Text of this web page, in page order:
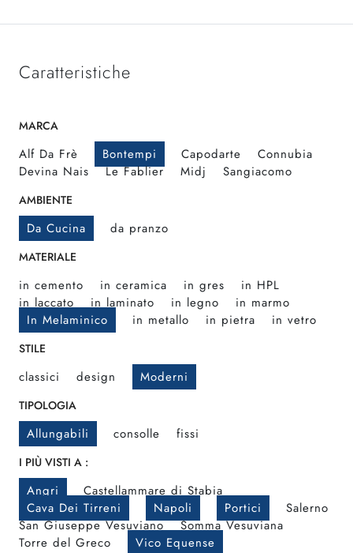
Caratteristiche
MARCA
Alf Da Frè Bontempi Capodarte
Connubia
Devina Nais
Le Fablier Midj Sangiacomo
AMBIENTE
Da Cucina da pranzo
MATERIALE
in cemento in ceramica in gres
in HPL
in laccato
in laminato in legno
in marmo
In Melaminico
in metallo in pietra in vetro
STILE
classici design Moderni
TIPOLOGIA
Allungabili consolle fissi
I PIÙ VISTI A :
Angri
Castellammare di Stabia
Cava Dei Tirreni
Napoli Portici
Salerno
San Giuseppe Vesuviano
Somma Vesuviana
Torre del Greco
Vico Equense